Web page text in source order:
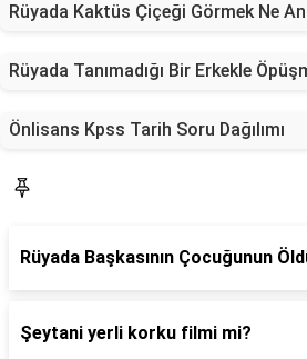
Rüyada Kaktüs Çiçeği Görmek Ne
Rüyada Tanımadığı Bir Erkekle
Önlisans Kpss Tarih Soru Dağılımı
Rüyada Başkasının Çocuğunun
Şeytani yerli korku filmi mi?